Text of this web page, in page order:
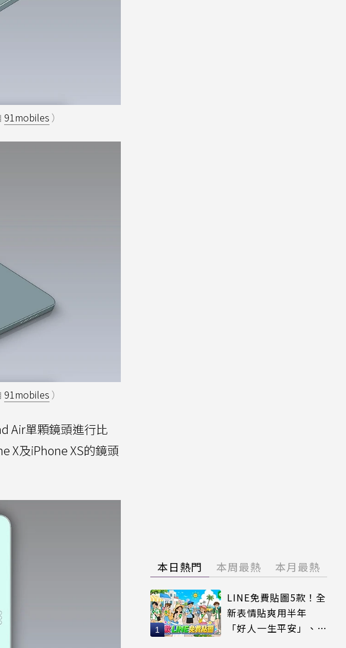
91mobiles ）
91mobiles ）
Air單顆鏡頭進行比
X及iPhone XS的鏡頭
本日熱門 本周最熱 本月最熱
LINE免費貼圖5款！全
新表情貼爽用半年
「好人一生平安」、